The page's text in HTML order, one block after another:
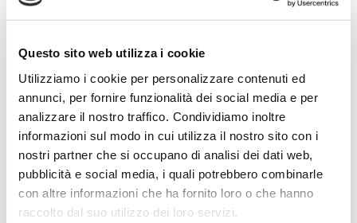
Questo sito web utilizza i cookie
Utilizziamo i cookie per personalizzare contenuti ed
annunci, per fornire funzionalità dei social media e per
analizzare il nostro traffico. Condividiamo inoltre
informazioni sul modo in cui utilizza il nostro sito con i
nostri partner che si occupano di analisi dei dati web,
pubblicità e social media, i quali potrebbero combinarle
con altre informazioni che ha fornito loro o che hanno
raccolto dal suo utilizzo dei loro servizi.
Tecnico
SOSTITUZIONE PNEUMATICI DAILY IVECO
TARGA BJ102RD
Elenco operatori invitati:
Codice Fiscale:
Procedura di scelta:
Affidamento ai sensi del Regolamento Generale
Aziendale per Lavori Servizi e Forniture